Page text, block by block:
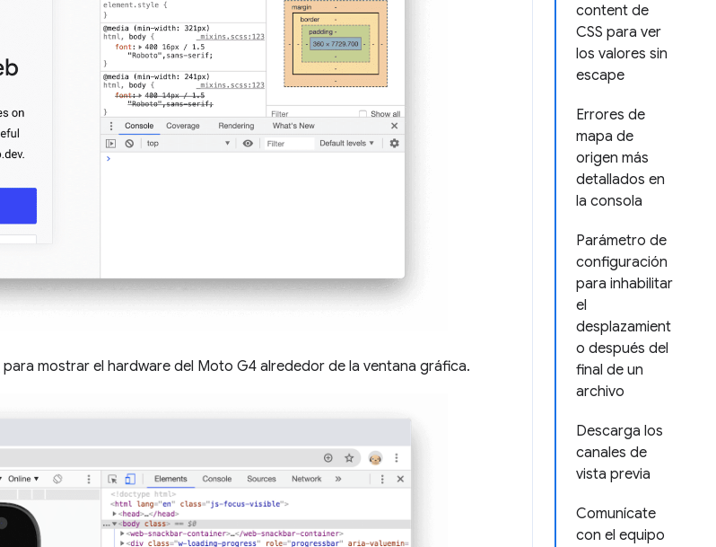
content de
CSS para ver
los valores sin
escape
Errores de
mapa de
origen más
detallados en
la consola
Parámetro de
configuración
para inhabilitar
el
desplazamient
o después del
final de un
archivo
Descarga los
canales de
vista previa
Comunícate
con el equipo
para mostrar el hardware del Moto G4 alrededor de la ventana gráfica.